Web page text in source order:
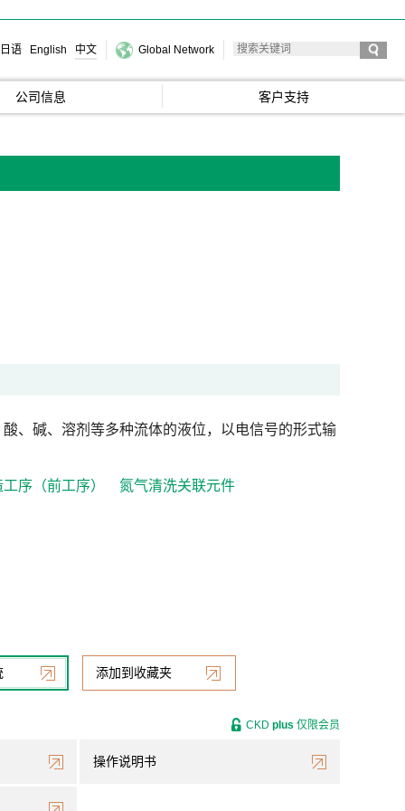
日语 English 中文 Global Network
公司信息 客户支持
、碱、溶剂等多种流体的液位，以电信号的形式输
序（前工序） 氮气清洗关联元件
添加到收藏夹
操作说明书
CKD plus 仅限会员